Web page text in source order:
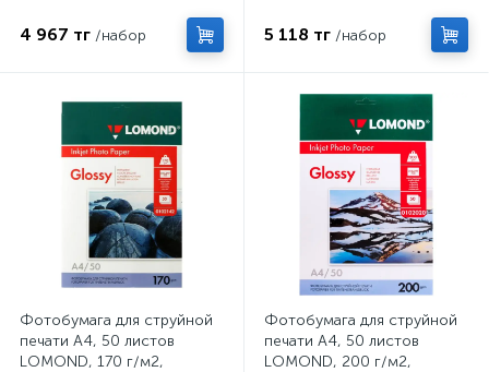
4 967 тг /набор 5 118 тг /набор
Фотобумага для струйной
печати А4, 50 листов
LOMOND, 170 г/м2,
Фотобумага для струйной
печати А4, 50 листов
LOMOND, 200 г/м2,